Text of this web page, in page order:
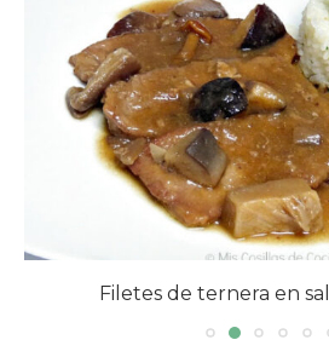
Filetes de ternera en